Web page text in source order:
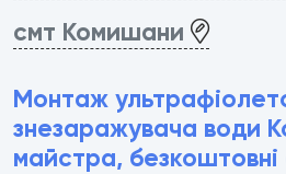
смт Комишани
Монтаж
знезаражувача води
майстра,